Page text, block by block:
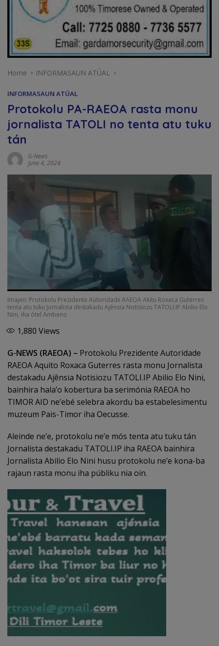
Home INFORMASAUN ATÚAL
INFORMASAUN ATÚAL
Protokolu PA-RAEOA rasta monu
jornalista TATOLI no tenta atu tuku
tán
G-News
June 4, 2024
Imajen: Protokolu Prezidente Autoridade RAEOA Akitu Roxaca Guterres
tenta atu tuku Jornalista destakadu Ajênsia Notisiozu TATOLI.IP Abilio Elo
Nini, iha ótel Ambeno
1,880 Views
G-NEWS (RAEOA) – Protokolu Prezidente Autoridade
RAEOA Aquito Roxaca Guterres rasta monu Jornalista
destakadu Ajênsia Notisiozu TATOLI.IP Abilio Elo Nini,
bainhira hala’o kobertura ba serimónia RAEOA ho
TIMOR AID ne’ebé selebra akordu ba estabelesimentu
muzeum Pais-Timor iha Oecusse.
Aleinde ne’e, protokolu ne’e mós tenta atu tuku tán
Jornalista destakadu TATOLI.IP iha RAEOA bainhira
Jornalista Abilio Elo Nini husu protokolu ne’e kona-ba
rajaun rasta monu iha públiku nia oin.